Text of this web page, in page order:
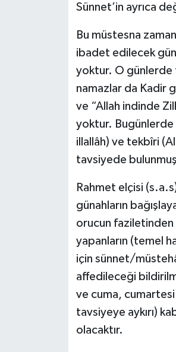
Sünnet’in ayrıca
Bu müstesna
ibadet edilecek
yoktur. O günlerde
namazlar da Kadir
ve “Allah indinde
yoktur. Bugünlerde
illallâh) ve tekbîri
tavsiyede
Rahmet elçisi
günahların
orucun
yapanların (temel
için sünnet/
affedileceği
ve cuma,
tavsiyeye aykırı)
olacaktır.